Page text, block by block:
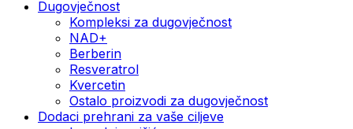
Dugovječnost
Kompleksi za dugovječnost
NAD+
Berberin
Resveratrol
Kvercetin
Ostalo proizvodi za dugovječnost
Dodaci prehrani za vaše ciljeve